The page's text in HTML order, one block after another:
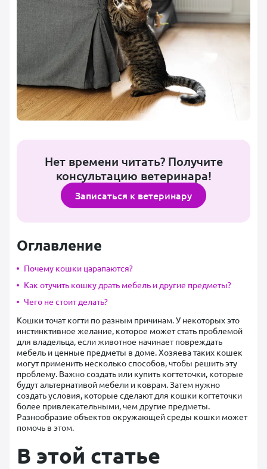
Нет времени читать? Получите
консультацию ветеринара!
Записаться к ветеринару
Оглавление
Почему кошки царапаются?
Как отучить кошку драть мебель и другие предметы?
Чего не стоит делать?
Кошки точат когти по разным причинам. У некоторых это
инстинктивное желание, которое может стать проблемой
для владельца, если животное начинает повреждать
мебель и ценные предметы в доме. Хозяева таких кошек
могут применить несколько способов, чтобы решить эту
проблему. Важно создать или купить когтеточки, которые
будут альтернативой мебели и коврам. Затем нужно
создать условия, которые сделают для кошки когтеточки
более привлекательными, чем другие предметы.
Разнообразие объектов окружающей среды кошки может
помочь в этом.
В этой статье